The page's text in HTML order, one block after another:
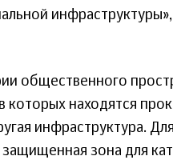
общественного
которых находятся
инфраструктура.
зона для